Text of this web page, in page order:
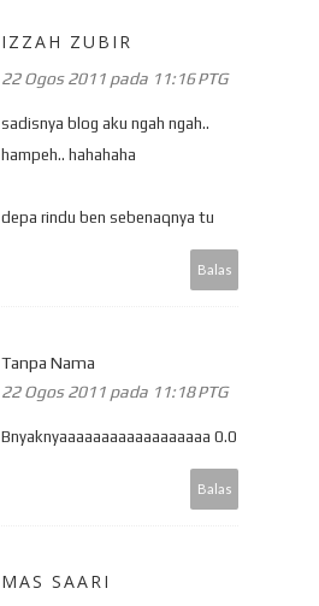
IZZAH ZUBIR
22 Ogos 2011 pada 11:16 PTG
sadisnya blog aku ngah ngah..
hampeh.. hahahaha
depa rindu ben sebenaqnya tu
Balas
Tanpa Nama
22 Ogos 2011 pada 11:18 PTG
Bnyaknyaaaaaaaaaaaaaaaaaa 0.0
Balas
MAS SAARI